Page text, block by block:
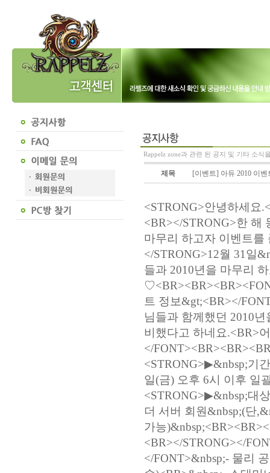
Rappelz zone과 관련 된 공지 및 기타 소식
제목 [이벤트] 아듀 2010 이벤
<STRONG>안녕하세요
<BR></STRONG>한 해
마무리 하고자 이벤트를
</STRONG>12월 31일
들과 2010년을 마무리
트 정보&gt;<BR></
님들과 함께했던 2010
비했다고 하네요.<BR>
</
<STRONG>▶&nbsp;기
일(금) 오후 6시 이후 일
<STRONG>▶&nbsp;대
더 서버 회원&nbsp;(단
가능
<BR></STRONG></
</FONT>&nbsp;- 물리